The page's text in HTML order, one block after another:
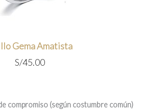
Gema Amatista
S/45.00
compromiso (según costumbre común)